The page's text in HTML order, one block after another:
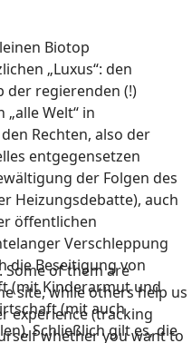
Biotop
„Luxus“: den
der regierenden (!)
Welt“ in
Rechten, also der
entgegensetzen
der Folgen des
Heizungsdebatte), auch
öffentlichen
Verschleppung
die Beseitigung von
(mit Kinderarmut und
(mit auch
Schließlich gilt es, die
Some of them are
site, while others help us
experience (tracking
whether you want to